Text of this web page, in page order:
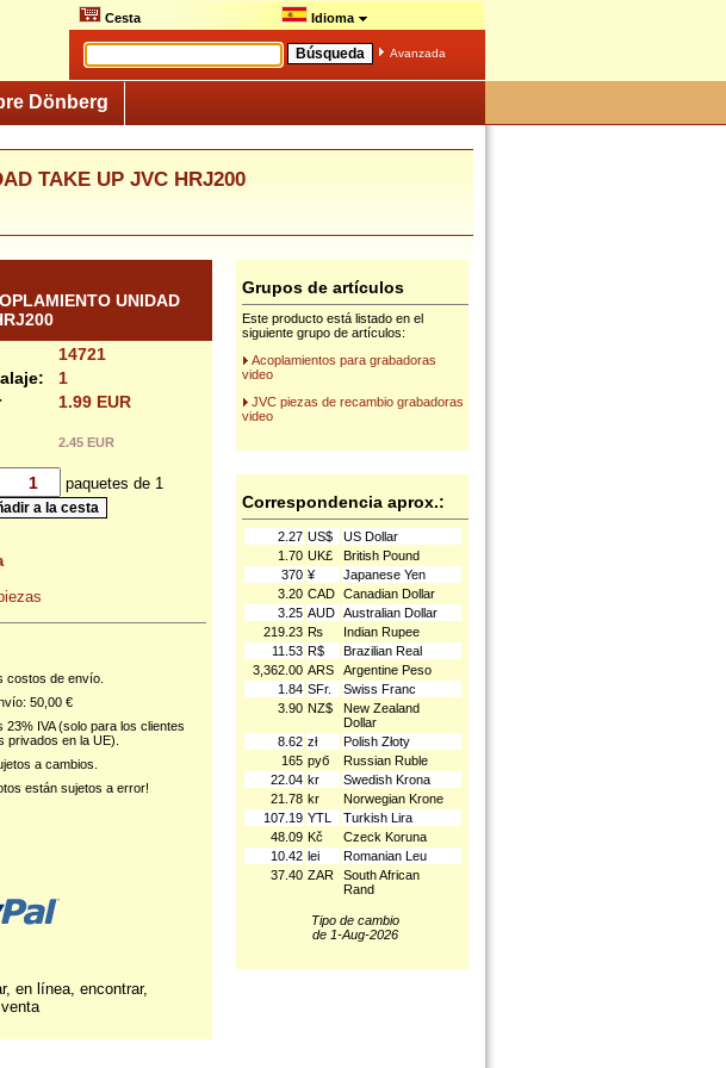
Cesta Idioma
Avanzada
Dönberg
TAKE UP JVC HRJ200
UNIDAD
14721
1
1.99 EUR
2.45 EUR
paquetes de 1
costos de envío.
50,00 €
23% IVA (solo para los clientes
privados en la UE).
a cambios.
están sujetos a error!
en línea, encontrar,
Grupos de artículos
Este producto está listado en el
siguiente grupo de artículos:
Acoplamientos para grabadoras
video
JVC piezas de recambio grabadoras
video
Correspondencia aprox.:
2.27 US$
US Dollar
1.70 UK£
British Pound
370 ¥
Japanese Yen
3.20 CAD Canadian Dollar
3.25 AUD Australian Dollar
219.23 ₨
Indian Rupee
11.53 R$
Brazilian Real
3,362.00 ARS
Argentine Peso
1.84 SFr.
Swiss Franc
3.90 NZ$
New Zealand
Dollar
8.62 zł
Polish Złoty
165 руб
Russian Ruble
22.04 kr
Swedish Krona
21.78 kr
Norwegian Krone
107.19 YTL
Turkish Lira
48.09 Kč
Czeck Koruna
10.42 lei
Romanian Leu
37.40 ZAR
South African
Rand
Tipo de cambio
de 1-Aug-2026